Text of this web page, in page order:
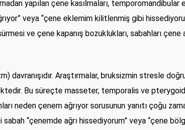
yapılan çene kasılmaları,
veya “çene eklemim kilitlenmiş gibi
ve çene kapanış bozuklukları, sabahları çene
davranışıdır. Araştırmalar, bruksizmin stresle
Bu süreçte masseter, temporalis ve pterygoid
neden çenem ağrıyor sorusunun yanıtı çoğu
“çenemde ağrı hissediyorum” veya “çene